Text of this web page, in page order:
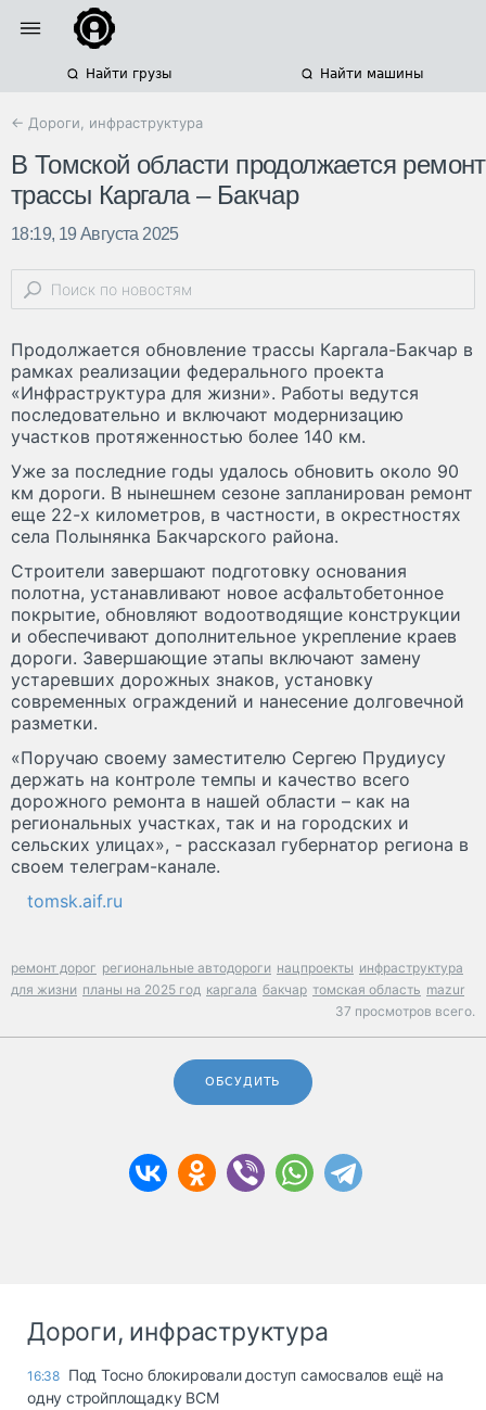
Найти грузы Найти машины
← Дороги, инфраструктура
В Томской области продолжается ремонт
трассы Каргала – Бакчар
18:19, 19 Августа 2025
Продолжается обновление трассы Каргала-Бакчар в
рамках реализации федерального проекта
«Инфраструктура для жизни». Работы ведутся
последовательно и включают модернизацию
участков протяженностью более 140 км.
Уже за последние годы удалось обновить около 90
км дороги. В нынешнем сезоне запланирован ремонт
еще 22-х километров, в частности, в окрестностях
села Полынянка Бакчарского района.
Строители завершают подготовку основания
полотна, устанавливают новое асфальтобетонное
покрытие, обновляют водоотводящие конструкции
и обеспечивают дополнительное укрепление краев
дороги. Завершающие этапы включают замену
устаревших дорожных знаков, установку
современных ограждений и нанесение долговечной
разметки.
«Поручаю своему заместителю Сергею Прудиусу
держать на контроле темпы и качество всего
дорожного ремонта в нашей области – как на
региональных участках, так и на городских и
сельских улицах», - рассказал губернатор региона в
своем телеграм-канале.
tomsk.aif.ru
ремонт дорог региональные автодороги нацпроекты инфраструктура
для жизни планы на 2025 год каргала бакчар томская область mazur
37 просмотров всего.
ОБСУДИТЬ
Дороги, инфраструктура
16:38 Под Тосно блокировали доступ самосвалов ещё на
одну стройплощадку ВСМ